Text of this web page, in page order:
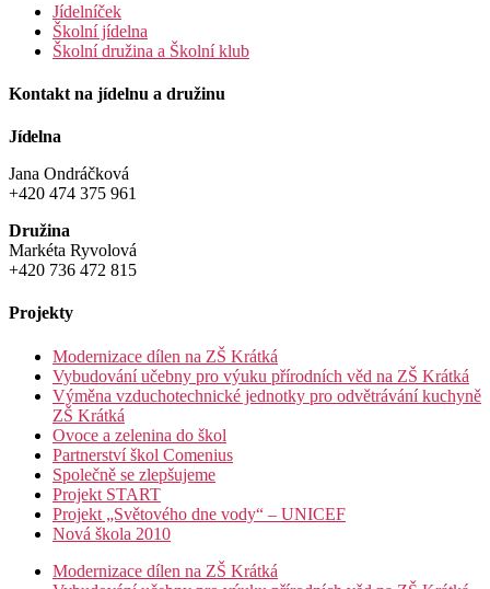
Jídelníček
Školní jídelna
Školní družina a Školní klub
Kontakt na jídelnu a družinu
Jídelna
Jana Ondráčková
+420 474 375 961
Družina
Markéta Ryvolová
+420 736 472 815
Projekty
Modernizace dílen na ZŠ Krátká
Vybudování učebny pro výuku přírodních věd na ZŠ Krátká
Výměna vzduchotechnické jednotky pro odvětrávání kuchyně
ZŠ Krátká
Ovoce a zelenina do škol
Partnerství škol Comenius
Společně se zlepšujeme
Projekt START
Projekt „Světového dne vody“ – UNICEF
Nová škola 2010
Modernizace dílen na ZŠ Krátká